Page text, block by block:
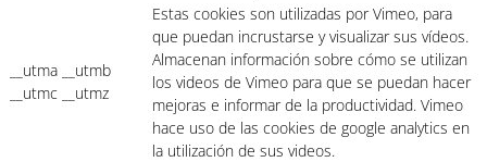
__utma __utmb
__utmc __utmz
Estas cookies son utilizadas por Vimeo, para
que puedan incrustarse y visualizar sus vídeos.
Almacenan información sobre cómo se utilizan
los videos de Vimeo para que se puedan hacer
mejoras e informar de la productividad. Vimeo
hace uso de las cookies de google analytics en
la utilización de sus videos.